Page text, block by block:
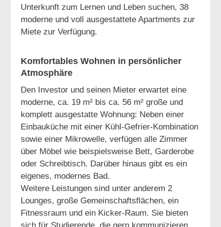
Unterkunft zum Lernen und Leben suchen, 38
moderne und voll ausgestattete Apartments zur
Miete zur Verfügung.
Komfortables Wohnen in persönlicher
Atmosphäre
Den Investor und seinen Mieter erwartet eine
moderne, ca. 19 m² bis ca. 56 m² große und
komplett ausgestatte Wohnung: Neben einer
Einbauküche mit einer Kühl-Gefrier-Kombination
sowie einer Mikrowelle, verfügen alle Zimmer
über Möbel wie beispielsweise Bett, Garderobe
oder Schreibtisch. Darüber hinaus gibt es ein
eigenes, modernes Bad.
Weitere Leistungen sind unter anderem 2
Lounges, große Gemeinschaftsflächen, ein
Fitnessraum und ein Kicker-Raum. Sie bieten